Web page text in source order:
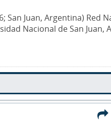
San Juan, Argentina) Red
Nacional de San Juan,